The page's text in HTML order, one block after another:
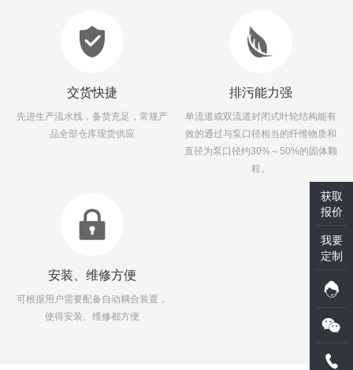
获取
报价
我要
定制
交货快捷
先进生产流水线，备货充足，常规产
品全部仓库现货供应
排污能力强
单流道或双流道封闭式叶轮结构能有
效的通过与泵口径相当的纤维物质和
直径为泵口径约30%～50%的固体颗
粒。
安装、维修方便
可根据用户需要配备自动耦合装置，
使得安装、维修都方便